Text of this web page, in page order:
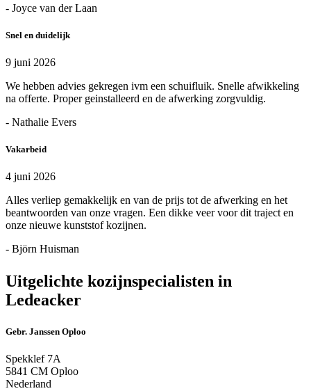
- Joyce van der Laan
Snel en duidelijk
9 juni 2026
We hebben advies gekregen ivm een schuifluik. Snelle afwikkeling
na offerte. Proper geinstalleerd en de afwerking zorgvuldig.
- Nathalie Evers
Vakarbeid
4 juni 2026
Alles verliep gemakkelijk en van de prijs tot de afwerking en het
beantwoorden van onze vragen. Een dikke veer voor dit traject en
onze nieuwe kunststof kozijnen.
- Björn Huisman
Uitgelichte kozijnspecialisten in
Ledeacker
Gebr. Janssen Oploo
Spekklef 7A
5841 CM Oploo
Nederland